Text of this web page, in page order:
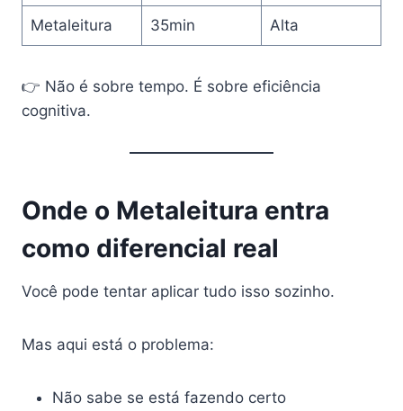
Metaleitura 35min Alta
👉 Não é sobre tempo. É sobre eficiência
cognitiva.
Onde o Metaleitura entra
como diferencial real
Você pode tentar aplicar tudo isso sozinho.
Mas aqui está o problema:
Não sabe se está fazendo certo